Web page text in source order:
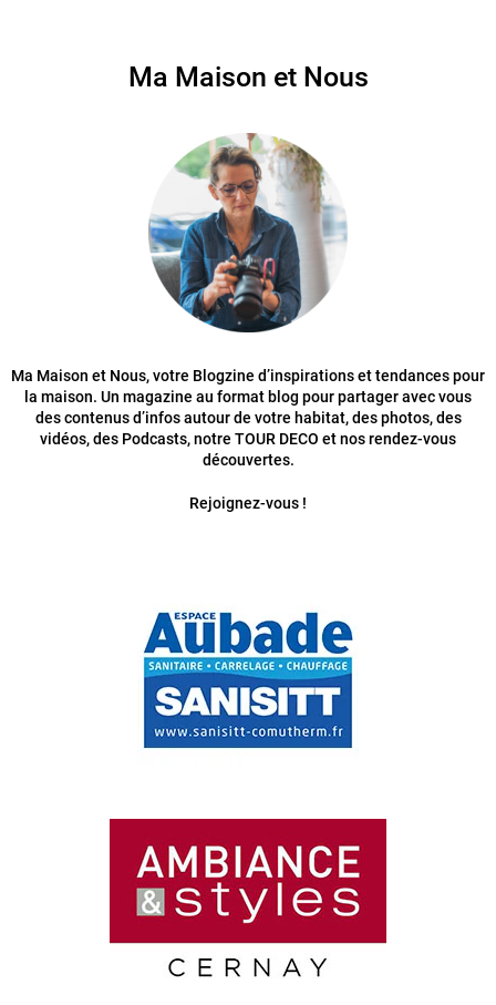
Ma Maison et Nous
Ma Maison et Nous, votre Blogzine d’inspirations et tendances pour
la maison. Un magazine au format blog pour partager avec vous
des contenus d’infos autour de votre habitat, des photos, des
vidéos, des Podcasts, notre TOUR DECO et nos rendez-vous
découvertes.
Rejoignez-vous !